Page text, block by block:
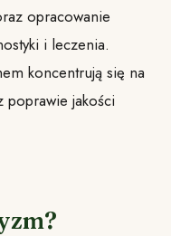
opracowanie
i leczenia.
koncentrują się na
poprawie jakości